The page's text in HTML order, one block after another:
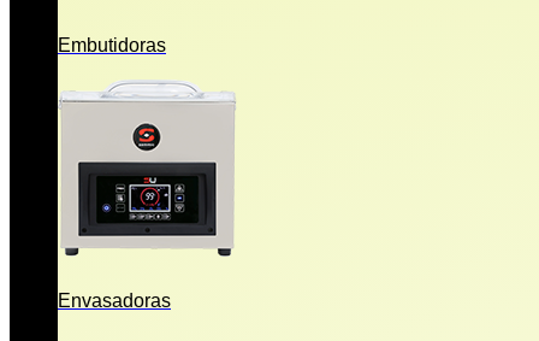
Embutidoras
Envasadoras